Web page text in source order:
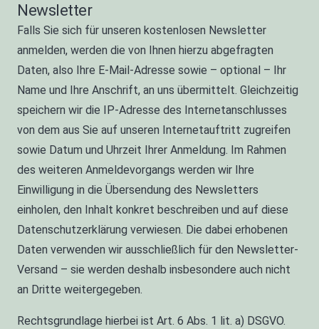
Newsletter
Falls Sie sich für unseren kostenlosen Newsletter
anmelden, werden die von Ihnen hierzu abgefragten
Daten, also Ihre E-Mail-Adresse sowie – optional – Ihr
Name und Ihre Anschrift, an uns übermittelt. Gleichzeitig
speichern wir die IP-Adresse des Internetanschlusses
von dem aus Sie auf unseren Internetauftritt zugreifen
sowie Datum und Uhrzeit Ihrer Anmeldung. Im Rahmen
des weiteren Anmeldevorgangs werden wir Ihre
Einwilligung in die Übersendung des Newsletters
einholen, den Inhalt konkret beschreiben und auf diese
Datenschutzerklärung verwiesen. Die dabei erhobenen
Daten verwenden wir ausschließlich für den Newsletter-
Versand – sie werden deshalb insbesondere auch nicht
an Dritte weitergegeben.
Rechtsgrundlage hierbei ist Art. 6 Abs. 1 lit. a) DSGVO.